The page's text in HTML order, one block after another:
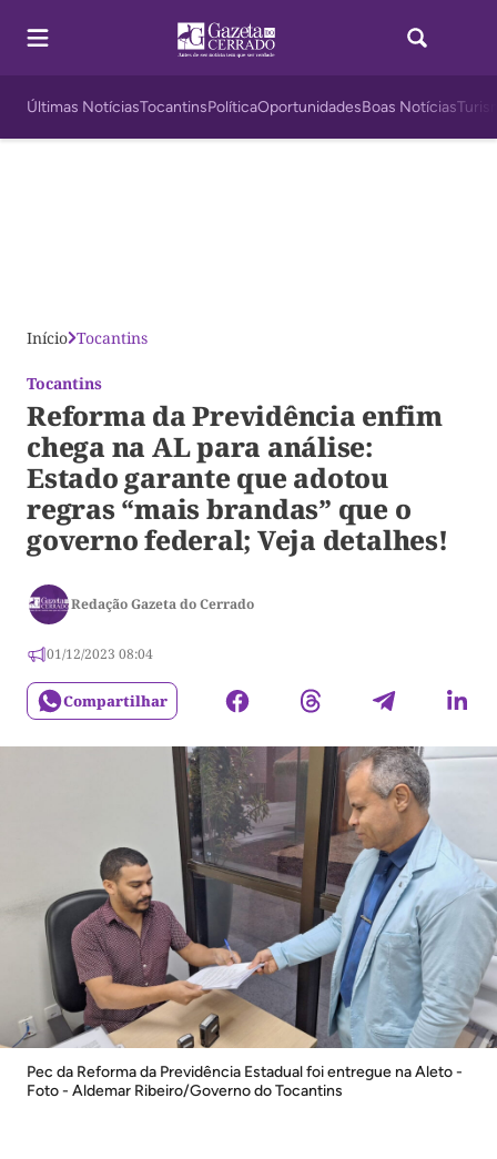
Últimas NotíciasTocantinsPolíticaOportunidadesBoas Notícias
Início Tocantins
Tocantins
Reforma da Previdência enfim
chega na AL para análise:
Estado garante que adotou
regras “mais brandas” que o
governo federal; Veja detalhes!
Redação Gazeta do Cerrado
01/12/2023 08:04
Compartilhar
Pec da Reforma da Previdência Estadual foi entregue na Aleto -
Foto - Aldemar Ribeiro/Governo do Tocantins